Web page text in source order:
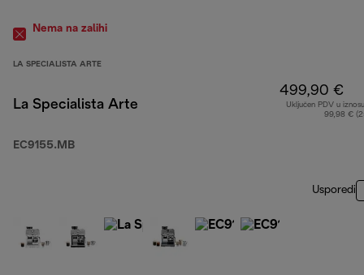
Nema na zalihi
LA SPECIALISTA ARTE
La Specialista Arte
EC9155.MB
499,90 €
Uključen PDV u
99,98 €
Usporedi